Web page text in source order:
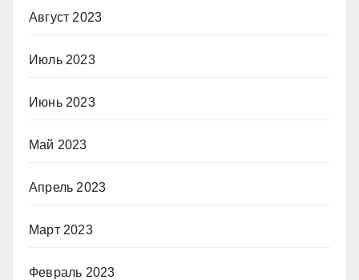
Август 2023
Июль 2023
Июнь 2023
Май 2023
Апрель 2023
Март 2023
Февраль 2023